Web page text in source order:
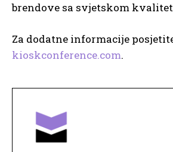
brendove sa svjetskom
Za dodatne informacije
kioskconference.com.